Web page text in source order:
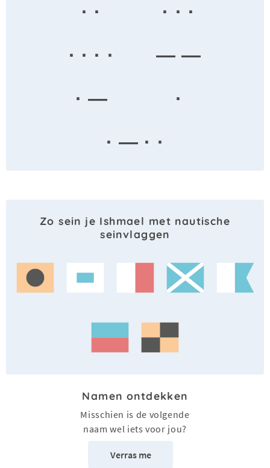
· ·
· · ·
· · · ·
— —
· —
·
· — · ·
Zo sein je Ishmael met nautische
seinvlaggen
Namen ontdekken
Misschien is de volgende
naam wel iets voor jou?
Verras me